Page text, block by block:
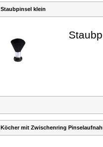
Staubpinsel klein
Köcher mit Zwischenring